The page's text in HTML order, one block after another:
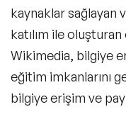
kaynaklar sağlayan
katılım ile
Wikimedia, bilgiye
eğitim imkanlarını
bilgiye erişim ve